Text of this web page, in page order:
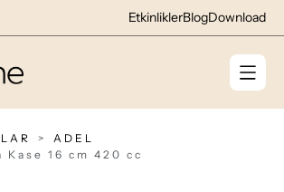
EtkinliklerBlogDownload
ADEL
Kase 16 cm 420 cc